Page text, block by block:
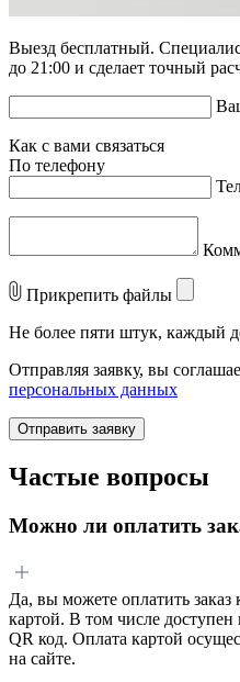
Выезд бесплатный.
до 21:00 и сделает точный
Как с вами связаться
По телефону
Прикрепить файлы
Не более пяти штук, каждый
Отправляя заявку, вы
персональных данных
Отправить заявку
Частые вопросы
Можно ли оплатить
Да, вы можете оплатить заказ
картой. В том числе доступен
QR код. Оплата картой
на сайте.